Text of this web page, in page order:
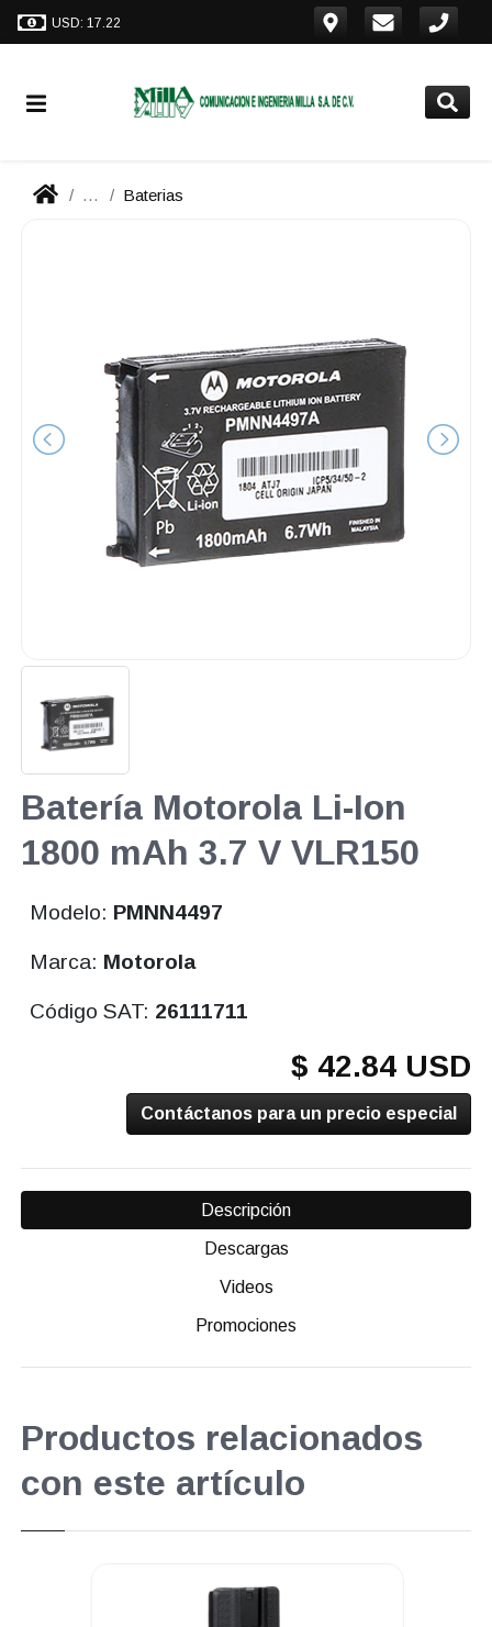
USD: 17.22
... Baterias
Batería Motorola Li-Ion
1800 mAh 3.7 V VLR150
Modelo: PMNN4497
Marca: Motorola
Código SAT: 26111711
$ 42.84 USD
Contáctanos para un precio especial
Descripción
Descargas
Videos
Promociones
Productos relacionados
con este artículo